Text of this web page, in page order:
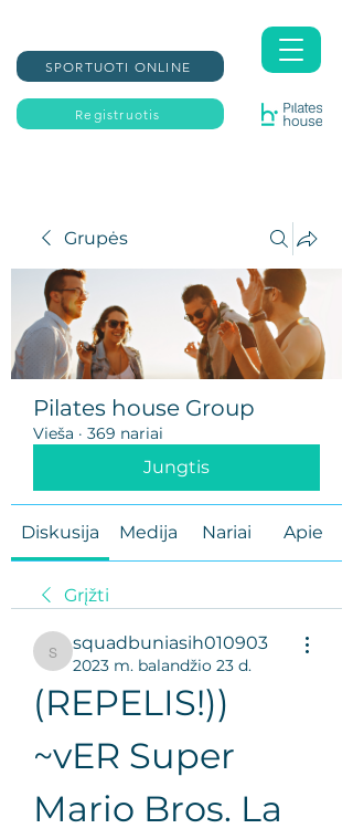
Registruotis
SPORTUOTI ONLINE
Grupės
Pilates house Group
Vieša · 369 nariai
Jungtis
Diskusija Medija Nariai Apie
Grįžti
squadbuniasih010903
squadbuniasih010903
2023 m. balandžio 23 d.
(REPELIS!))
~vER Super
Mario Bros. La